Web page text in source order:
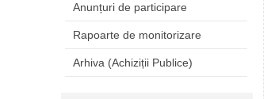
Anunțuri de participare
Rapoarte de monitorizare
Arhiva (Achiziții Publice)